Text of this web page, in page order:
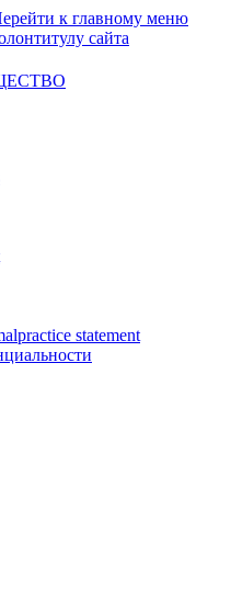
к главному меню
сайта
statement